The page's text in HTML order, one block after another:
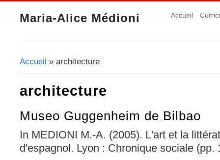
Maria-Alice Médioni Accueil
Vous êtes ici
Accueil » architecture
architecture
Museo Guggenheim de Bilbao
In MEDIONI M.-A. (2005). L'art et la
d'espagnol. Lyon : Chronique sociale (pp.